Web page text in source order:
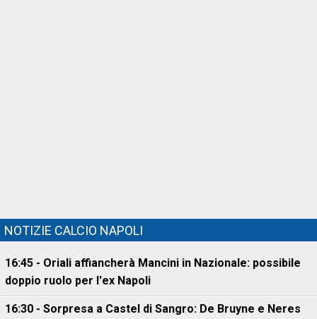
NOTIZIE CALCIO NAPOLI
16:45 - Oriali affiancherà Mancini in Nazionale: possibile
doppio ruolo per l'ex Napoli
16:30 - Sorpresa a Castel di Sangro: De Bruyne e Neres